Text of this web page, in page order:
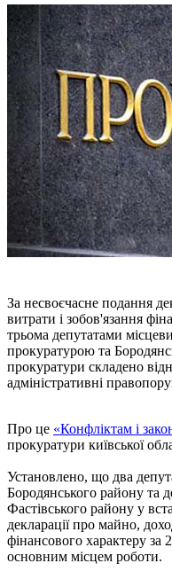
За несвоєчасне подання
витрати і зобов'язання
трьома депутатами
прокуратурою та
прокуратури складено
адміністративні
Про це «Конфліктам і
прокуратури київської
Установлено, що два
Бородянського району та
Фастівського району у
декларації про майно,
фінансового характеру за
основним місцем роботи.